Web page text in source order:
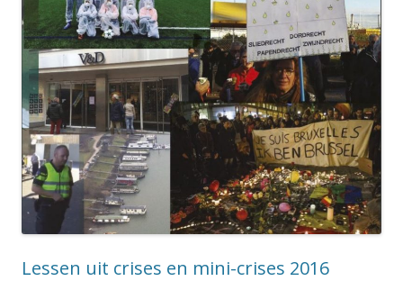
Lessen uit crises en mini-crises 2016